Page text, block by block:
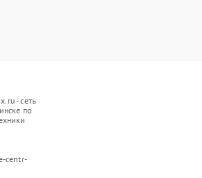
- сеть
по
centr-